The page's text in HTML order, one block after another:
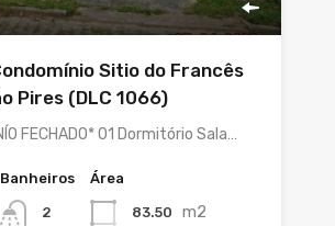
Sitio do Francês
Pires (DLC 1066)
FECHADO* 01 Dormitório Sala…
Banheiros
2
Área
83.50 m2